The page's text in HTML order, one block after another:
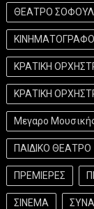
ΘΕΑΤΡΟ
ΚΡΑΤΙΚΗ
ΚΡΑΤΙΚΗ
Μεγαρο
ΠΑΙΔΙΚΟ ΘΕΑΤΡΟ
ΠΡΕΜΙΕΡΕΣ
ΣΙΝΕΜΑ